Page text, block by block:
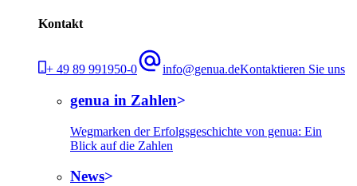
Kontakt
+ 49 89 991950-0 info@genua.deKontaktieren Sie uns
genua in Zahlen
Wegmarken der Erfolgsgeschichte von genua: Ein
Blick auf die Zahlen
News